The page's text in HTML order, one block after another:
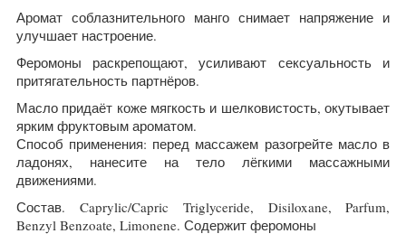
Аромат соблазнительного манго снимает напряжение и
улучшает настроение.
Феромоны раскрепощают, усиливают сексуальность и
притягательность партнёров.
Масло придаёт коже мягкость и шелковистость, окутывает
ярким фруктовым ароматом.
Способ применения: перед массажем разогрейте масло в
ладонях, нанесите на тело лёгкими массажными
движениями.
Состав.Caprylic/Capric Triglyceride, Disiloxane, Parfum,
Benzyl Benzoate, Limonene. Содержит феромоны